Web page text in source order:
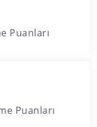
Puanları
Puanları